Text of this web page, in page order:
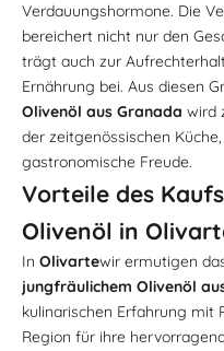
Verdauungshormone. Die
bereichert nicht nur den
trägt auch zur
Ernährung bei. Aus diesen
Olivenöl aus Granada wird
der zeitgenössischen
gastronomische Freude.
Vorteile des
Olivenöl in
In Olivartewir ermutigen
jungfräulichem Olivenöl
kulinarischen Erfahrung mit
Region für ihre